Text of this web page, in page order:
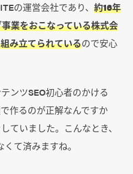
の運営会社であり、 約16年
業をおこなっている株式会
み立てられているので安心
ンツSEO初心者のかける
作るのが正解なんですか
ていました。こんなとき、
て済みますね。